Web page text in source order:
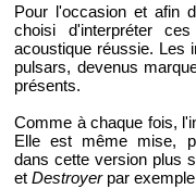
Pour l'occasion et afin
choisi d'interpréter
acoustique réussie. Les
pulsars, devenus
présents.
Comme à chaque fois,
Elle est même mise,
dans cette version plus
etDestroyerpar